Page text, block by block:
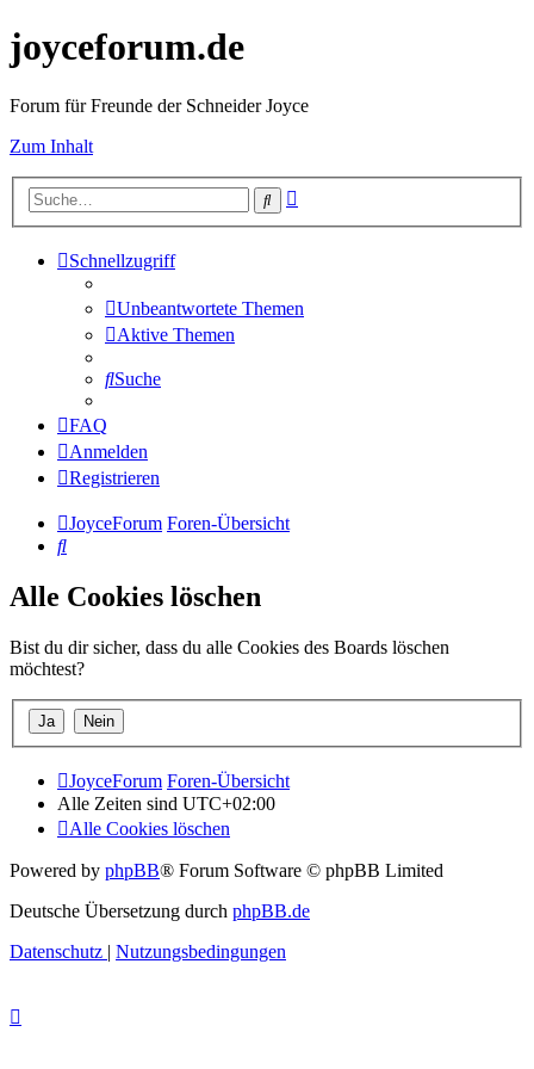
joyceforum.de
Forum für Freunde der Schneider Joyce
Zum Inhalt
Suche
Schnellzugriff
Unbeantwortete Themen
Aktive Themen
Suche
FAQ
Anmelden
Registrieren
JoyceForum Foren-Übersicht
Suche
Alle Cookies löschen
Bist du dir sicher, dass du alle Cookies des Boards löschen
möchtest?
JoyceForum Foren-Übersicht
Alle Zeiten sind UTC+02:00
Alle Cookies löschen
Powered by phpBB® Forum Software © phpBB Limited
Deutsche Übersetzung durch phpBB.de
Datenschutz | Nutzungsbedingungen